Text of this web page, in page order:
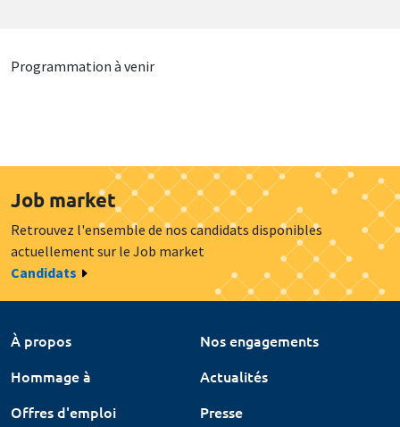
Programmation à venir
Job market
Retrouvez l'ensemble de nos candidats disponibles
actuellement sur le Job market
Candidats
À propos
Nos engagements
Hommage à
Actualités
Offres d'emploi
Presse